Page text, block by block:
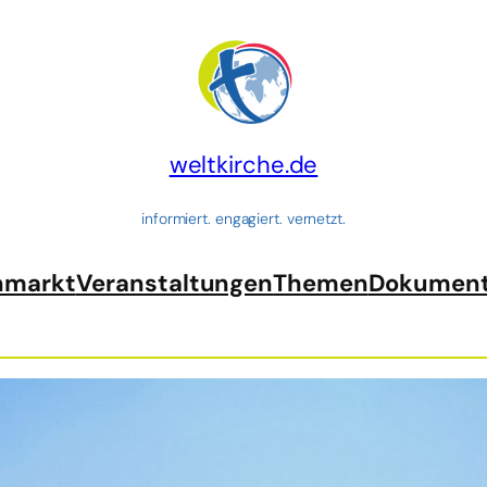
weltkirche.de
informiert. engagiert. vernetzt.
VeranstaltungenThemen